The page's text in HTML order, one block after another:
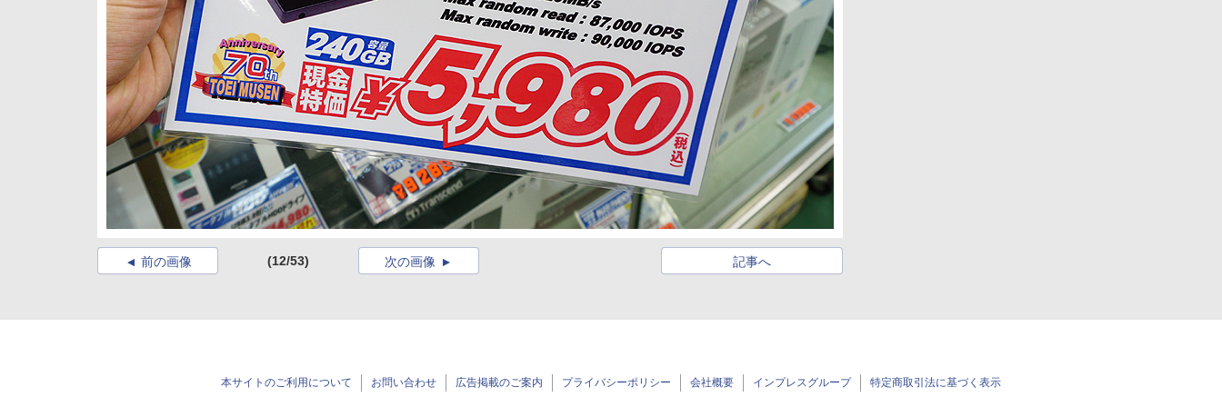
前の画像 (12/53) 記事へ
次の画像
本サイトのご利用について お問い合わせ 広告掲載のご案内 プライバシーポリシー 会社概要 インプレスグループ 特定商取引法に基づく表示